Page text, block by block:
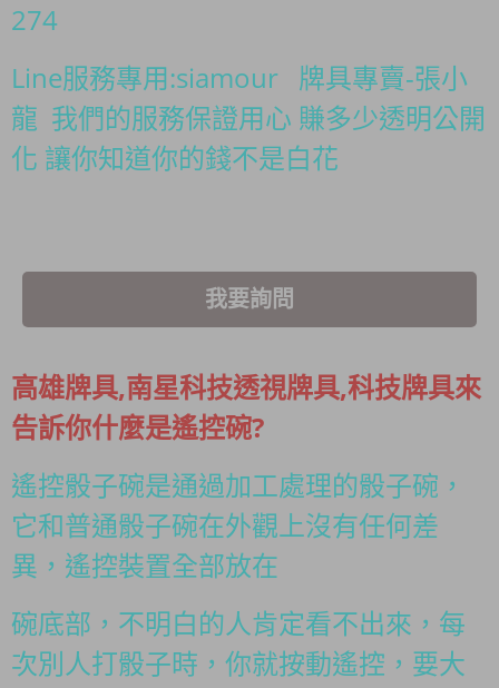
274
Line服務專用:siamour 牌具專賣-張小
龍 我們的服務保證用心 賺多少透明公開
化 讓你知道你的錢不是白花
我要詢問
高雄牌具,南星科技透視牌具,科技牌具來
告訴你什麼是遙控碗?
遙控骰子碗是通過加工處理的骰子碗，
它和普通骰子碗在外觀上沒有任何差
異，遙控裝置全部放在
碗底部，不明白的人肯定看不出來，每
次別人打骰子時，你就按動遙控，要大